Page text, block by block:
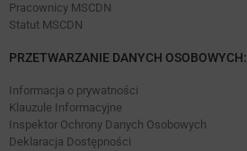
Pracownicy MSCDN
Statut MSCDN
PRZETWARZANIE DANYCH OSOBOWYCH:
Informacja o prywatności
Klauzule Informacyjne
Inspektor Ochrony Danych Osobowych
Deklaracja Dostępności